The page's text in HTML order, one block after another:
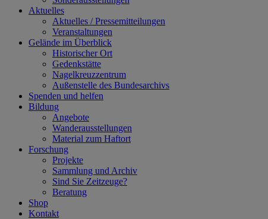
Aktuelles
Aktuelles / Pressemitteilungen
Veranstaltungen
Gelände im Überblick
Historischer Ort
Gedenkstätte
Nagelkreuzzentrum
Außenstelle des Bundesarchivs
Spenden und helfen
Bildung
Angebote
Wanderausstellungen
Material zum Haftort
Forschung
Projekte
Sammlung und Archiv
Sind Sie Zeitzeuge?
Beratung
Shop
Kontakt